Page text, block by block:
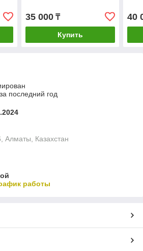
35 000₸
Купить
40
последний год
Алматы, Казахстан
работы